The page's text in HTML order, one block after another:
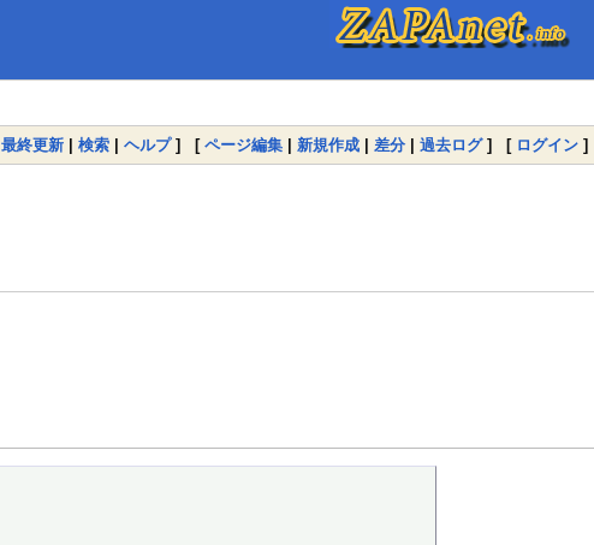
最終更新 | 検索 | ヘルプ] [ ページ編集 | 新規作成 | 差分 | 過去ログ] [ ログイン ]